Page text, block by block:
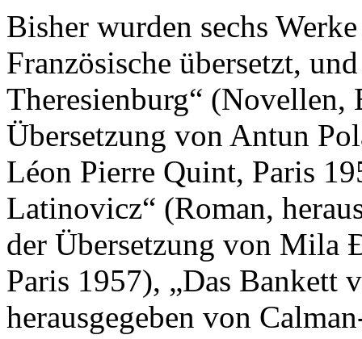
Bisher wurden sechs
Französische übersetzt,
Theresienburg“
Übersetzung von Antun
Léon Pierre Quint, Paris
Latinovicz“ (Roman,
der Übersetzung von Mila
Paris 1957), „Das Bankett
herausgegeben von